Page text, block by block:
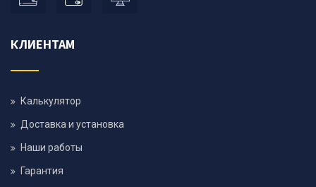
КЛИЕНТАМ
Калькулятор
Доставка и установка
Наши работы
Гарантия